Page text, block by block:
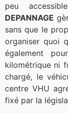
peu
DEPANNAGE
sans que le
organiser quoi
également
kilométrique ni
chargé, le
centre VHU
fixé par la